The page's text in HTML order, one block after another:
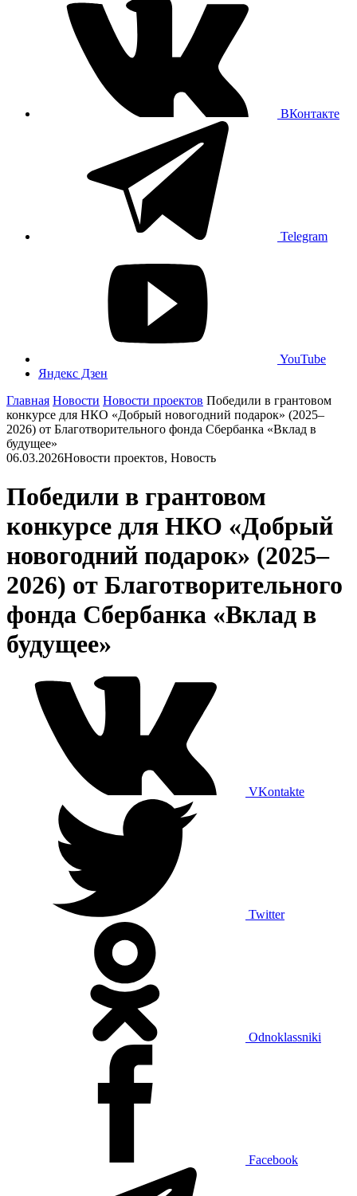
ВКонтакте
Telegram
YouTube
Яндекс Дзен
Главная Новости Новости проектов Победили в грантовом
конкурсе для НКО «Добрый новогодний подарок» (2025–
2026) от Благотворительного фонда Сбербанка «Вклад в
будущее»
06.03.2026Новости проектов, Новость
Победили в грантовом
конкурсе для НКО «Добрый
новогодний подарок» (2025–
2026) от Благотворительного
фонда Сбербанка «Вклад в
будущее»
VKontakte
Twitter
Odnoklassniki
Facebook